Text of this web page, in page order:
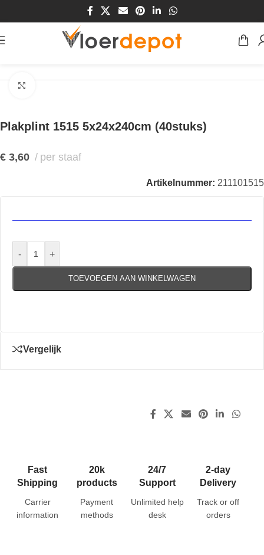
Plakplint 1515 5x24x240cm (40stuks)
€ 3,60 per staaf
Artikelnummer: 211101515
- +
TOEVOEGEN AAN WINKELWAGEN
Vergelijk
Fast
Shipping
Carrier
information
20k
products
Payment
methods
24/7
Support
Unlimited help
desk
2-day
Delivery
Track or off
orders